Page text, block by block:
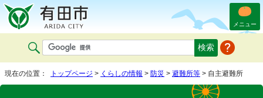
メニュー
現在の位置： トップページ > くらしの情報 > 防災 > 避難所等 > 自主避難所